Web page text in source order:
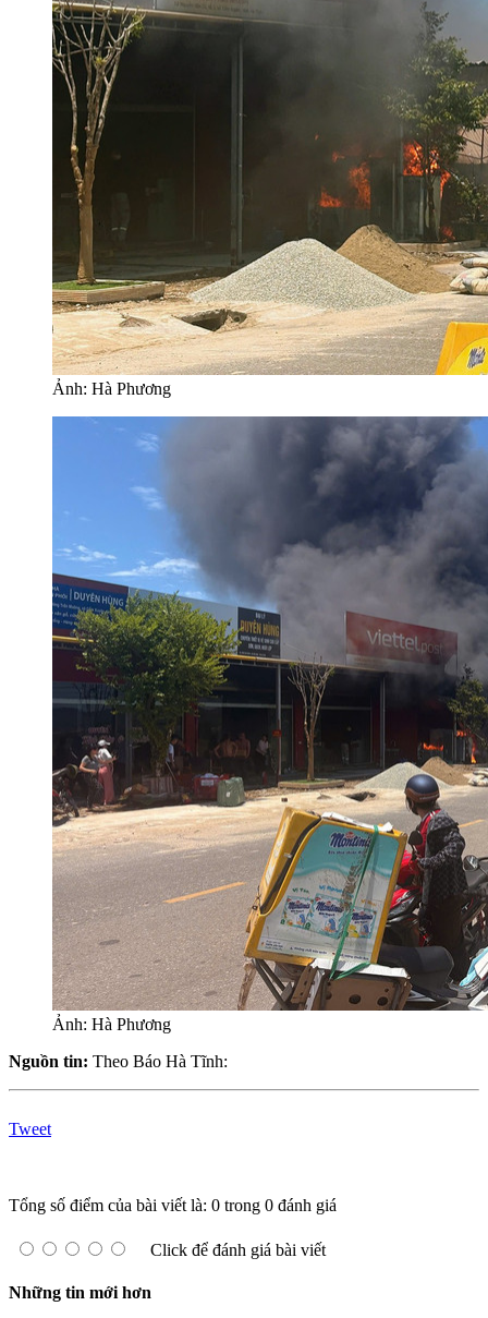
Ảnh: Hà Phương
Ảnh: Hà Phương
Nguồn tin: Theo Báo Hà Tĩnh:
Tweet
Tổng số điểm của bài viết là: 0 trong 0 đánh giá
Click để đánh giá bài viết
Những tin mới hơn